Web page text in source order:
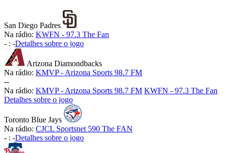
San Diego Padres
Na rádio: KWFN - 97.3 The Fan
- : -Detalhes sobre o jogo
Arizona Diamondbacks
Na rádio: KMVP - Arizona Sports 98.7 FM
--
Na rádio: KMVP - Arizona Sports 98.7 FM KWFN - 97.3 The Fan
Detalhes sobre o jogo
Toronto Blue Jays
Na rádio: CJCL Sportsnet 590 The FAN
- : -Detalhes sobre o jogo